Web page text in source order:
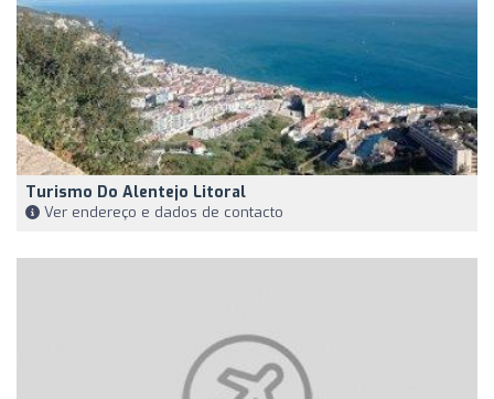
Turismo Do Alentejo Litoral
Ver endereço e dados de contacto